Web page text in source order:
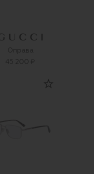
Оправа
45 200 ₽